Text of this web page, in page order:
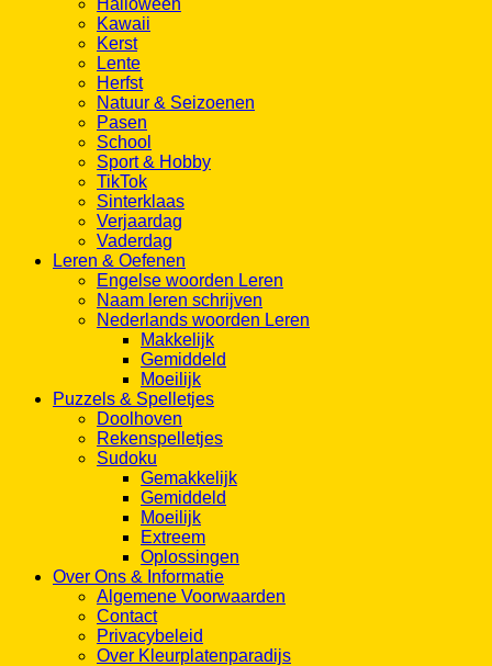
Kawaii
Kerst
Lente
Herfst
Natuur & Seizoenen
Pasen
School
Sport & Hobby
TikTok
Sinterklaas
Verjaardag
Vaderdag
Leren & Oefenen
Engelse woorden Leren
Naam leren schrijven
Nederlands woorden Leren
Makkelijk
Gemiddeld
Moeilijk
Puzzels & Spelletjes
Doolhoven
Rekenspelletjes
Sudoku
Gemakkelijk
Gemiddeld
Moeilijk
Extreem
Oplossingen
Over Ons & Informatie
Algemene Voorwaarden
Contact
Privacybeleid
Over Kleurplatenparadijs